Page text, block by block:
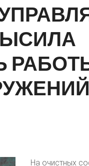
На очистных